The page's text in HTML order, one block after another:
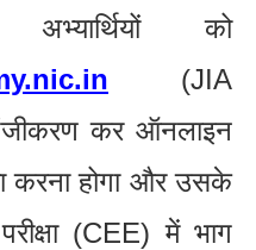
को
(JIA
कर ऑनलाइन
करना होगा और उसके
(CEE) में भाग